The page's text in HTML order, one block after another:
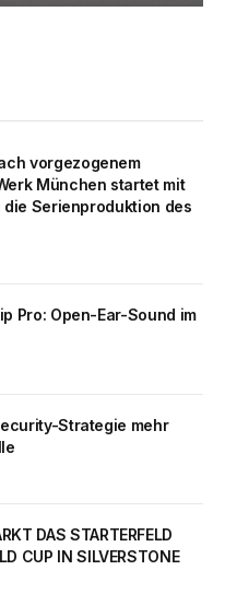
vorgezogenem
München startet mit
Serienproduktion des
Pro: Open-Ear-Sound im
Strategie mehr
DAS STARTERFELD
CUP IN SILVERSTONE